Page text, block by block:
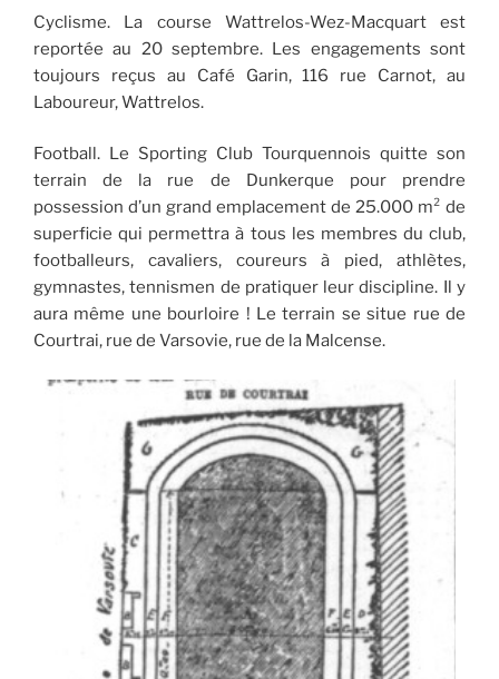
Cyclisme. La course Wattrelos-Wez-Macquart est
reportée au 20 septembre. Les engagements sont
toujours reçus au Café Garin, 116 rue Carnot, au
Laboureur, Wattrelos.
Football. Le Sporting Club Tourquennois quitte son
terrain de la rue de Dunkerque pour prendre
possession d’un grand emplacement de 25.000 m² de
superficie qui permettra à tous les membres du club,
footballeurs, cavaliers, coureurs à pied, athlètes,
gymnastes, tennismen de pratiquer leur discipline. Il y
aura même une bourloire ! Le terrain se situe rue de
Courtrai, rue de Varsovie, rue de la Malcense.